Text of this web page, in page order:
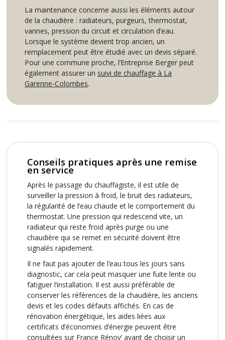
La maintenance concerne aussi les éléments autour
de la chaudière : radiateurs, purgeurs, thermostat,
vannes, pression du circuit et circulation d’eau.
Lorsque le système devient trop ancien, un
remplacement peut être étudié avec un devis séparé.
Pour une commune proche, l’Entreprise Berger peut
également assurer un suivi de chauffage à La
Garenne-Colombes.
Conseils pratiques après une remise
en service
Après le passage du chauffagiste, il est utile de
surveiller la pression à froid, le bruit des radiateurs,
la régularité de l’eau chaude et le comportement du
thermostat. Une pression qui redescend vite, un
radiateur qui reste froid après purge ou une
chaudière qui se remet en sécurité doivent être
signalés rapidement.
Il ne faut pas ajouter de l’eau tous les jours sans
diagnostic, car cela peut masquer une fuite lente ou
fatiguer l’installation. Il est aussi préférable de
conserver les références de la chaudière, les anciens
devis et les codes défauts affichés. En cas de
rénovation énergétique, les aides liées aux
certificats d’économies d’énergie peuvent être
consultées sur France Rénov’ avant de choisir un